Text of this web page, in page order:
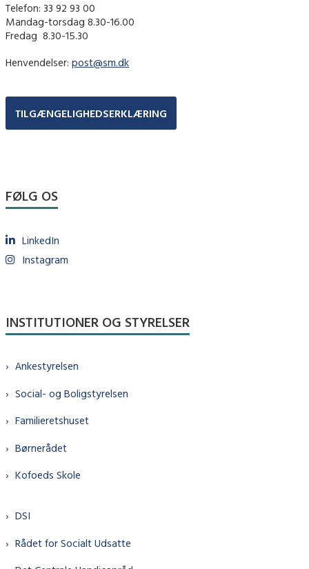
Telefon: 33 92 93 00
Mandag-torsdag 8.30-16.00
Fredag ​ 8.30-15.30
Henvendelser: post@sm.dk
TILGÆNGELIGHEDSERKLÆRING
FØLG OS
LinkedIn
Instagram
INSTITUTIONER OG STYRELSER
Ankestyrelsen
Social- og Boligstyrelsen
Familieretshuset
Børnerådet
Kofoeds Skole
DSI
Rådet for Socialt Udsatte